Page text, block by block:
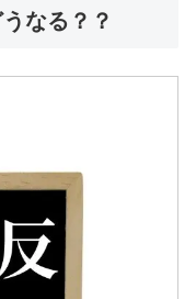
なる？？